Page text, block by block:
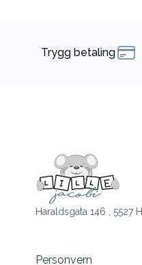
Trygg betaling
Haraldsgata 146 , 5527
Personvern